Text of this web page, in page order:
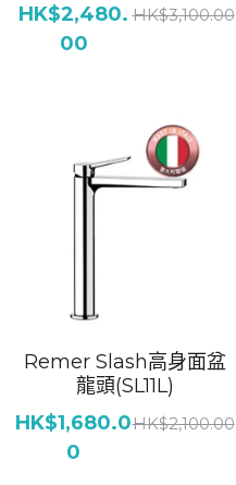
HK$2,480.
00
HK$3,100.00
Remer Slash高身面盆
龍頭(SL11L)
HK$1,680.0
0
HK$2,100.00